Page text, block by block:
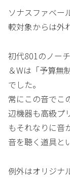
ソナスファベー
較対象からは外
初代801のノー
＆Wは「予算無
でした。
常にこの音でこ
辺機器も高級プ
もそれなりに音
音を聴く道具と
例外はオリジナ